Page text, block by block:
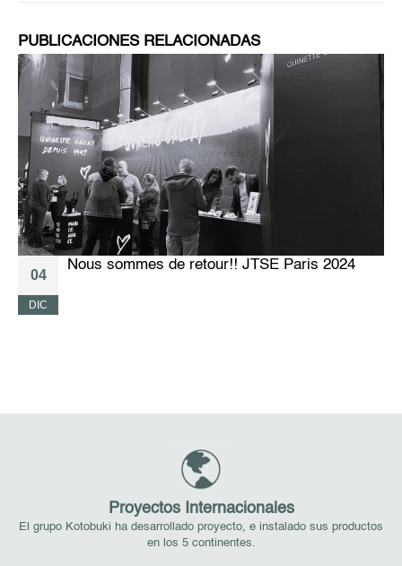
PUBLICACIONES RELACIONADAS
04
DIC
Nous sommes de retour!! JTSE Paris 2024
Proyectos Internacionales
El grupo Kotobuki ha desarrollado proyecto, e instalado sus productos
en los 5 continentes.